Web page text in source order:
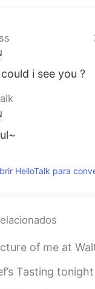
i see you ?
HelloTalk para
Disney World in Florida! Have you
at a restaurant called Uchiko. It was